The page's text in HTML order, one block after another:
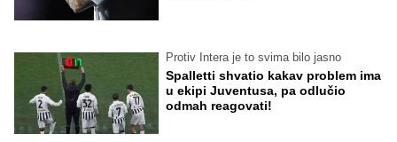
Protiv Intera je to svima bilo jasno
Spalletti shvatio kakav problem ima
u ekipi Juventusa, pa odlučio
odmah reagovati!